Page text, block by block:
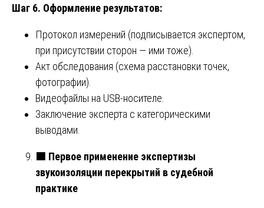
Шаг 6. Оформление результатов:
Протокол измерений (подписывается экспертом,
при присутствии сторон — ими тоже).
Акт обследования (схема расстановки точек,
фотографии).
Видеофайлы на USB-носителе.
Заключение эксперта с категорическими
выводами.
🟩 Первое применение экспертизы
звукоизоляции перекрытий в судебной
практике